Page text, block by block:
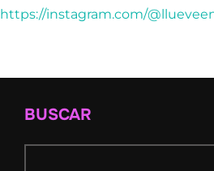
https://instagram.com/
BUSCAR